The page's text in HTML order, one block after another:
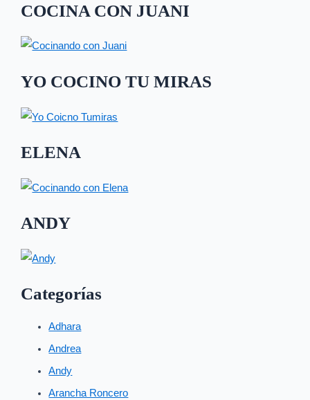
COCINA CON JUANI
YO COCINO TU MIRAS
ELENA
ANDY
Categorías
Adhara
Andrea
Andy
Arancha Roncero